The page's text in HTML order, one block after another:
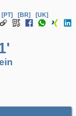
[PT] [BR] [UK]